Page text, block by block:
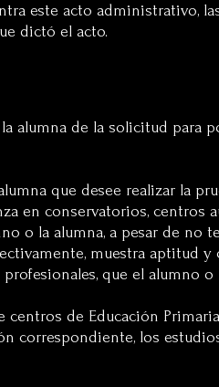
este acto administrativo,
dictó el acto.
alumna de la solicitud para
que desee realizar la
en conservatorios, centros
o la alumna, a pesar de no
muestra aptitud y
que el alumno
de Educación
correspondiente, los